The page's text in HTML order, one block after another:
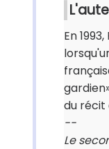
En
du récit
--
Le